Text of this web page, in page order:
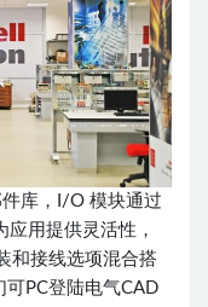
库，I/O 模块通过
用提供灵活性，
和接线选项混合搭
PC登陆电气CAD